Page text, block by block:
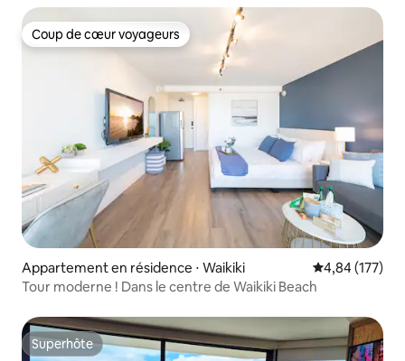
Coup de cœur voyageurs
Coup de cœur voyageurs
Appartement en résidence ⋅ Waikiki Évaluation
4,84 (177)
Tour moderne ! Dans le centre de Waikiki Beach
Superhôte
Superhôte